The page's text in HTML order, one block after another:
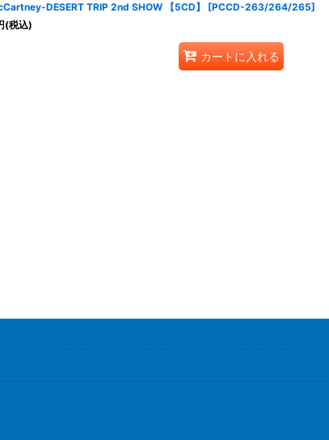
DESERT TRIP 2nd SHOW 【5CD】 [PCCD-263/264/265]
(税込)
カートに入れる